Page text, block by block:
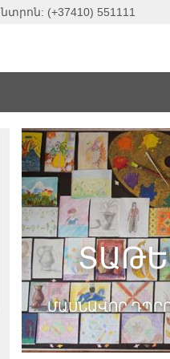
(+37410) 551111
ՄԱՍՆԱՎՈՐ